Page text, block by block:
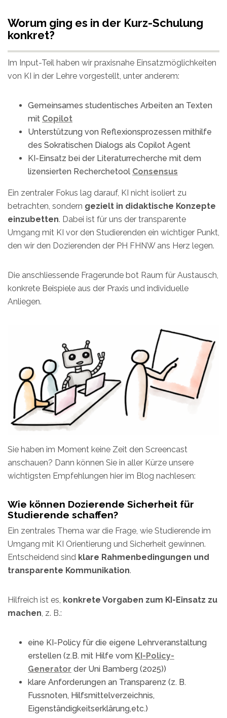
Worum ging es in der Kurz-Schulung
konkret?
Im Input-Teil haben wir praxisnahe Einsatzmöglichkeiten
von KI in der Lehre vorgestellt, unter anderem:
Gemeinsames studentisches Arbeiten an Texten
mit Copilot
Unterstützung von Reflexionsprozessen mithilfe
des Sokratischen Dialogs als Copilot Agent
KI-Einsatz bei der Literaturrecherche mit dem
lizensierten Recherchetool Consensus
Ein zentraler Fokus lag darauf, KI nicht isoliert zu
betrachten, sondern gezielt in didaktische Konzepte
einzubetten. Dabei ist für uns der transparente
Umgang mit KI vor den Studierenden ein wichtiger Punkt,
den wir den Dozierenden der PH FHNW ans Herz legen.
Die anschliessende Fragerunde bot Raum für Austausch,
konkrete Beispiele aus der Praxis und individuelle
Anliegen.
Sie haben im Moment keine Zeit den Screencast
anschauen? Dann können Sie in aller Kürze unsere
wichtigsten Empfehlungen hier im Blog nachlesen:
Wie können Dozierende Sicherheit für
Studierende schaffen?
Ein zentrales Thema war die Frage, wie Studierende im
Umgang mit KI Orientierung und Sicherheit gewinnen.
Entscheidend sind klare Rahmenbedingungen und
transparente Kommunikation.
Hilfreich ist es, konkrete Vorgaben zum KI-Einsatz zu
machen , z. B.:
eine KI-Policy für die eigene Lehrveranstaltung
erstellen (z.B. mit Hilfe vom KI-Policy-
Generator der Uni Bamberg (2025))
klare Anforderungen an Transparenz (z. B.
Fussnoten, Hilfsmittelverzeichnis,
Eigenständigkeitserklärung,etc.)